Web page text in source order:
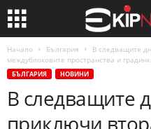
Начало България
В следващите
междублоковите пространства и
БЪЛГАРИЯ НОВИНИ
В следващите
приключи